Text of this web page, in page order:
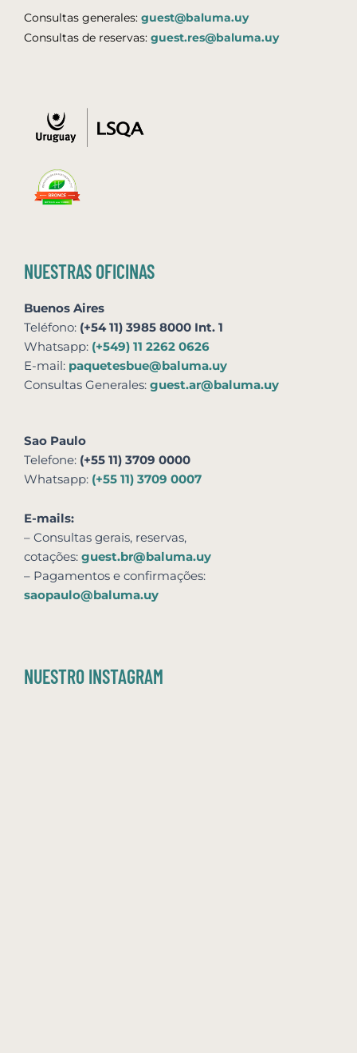
Consultas generales: guest@baluma.uy
Consultas de reservas: guest.res@baluma.uy
NUESTRAS OFICINAS
Buenos Aires
Teléfono: (+54 11) 3985 8000 Int. 1
Whatsapp: (+549) 11 2262 0626
E-mail: paquetesbue@baluma.uy
Consultas Generales: guest.ar@baluma.uy
Sao Paulo
Telefone: (+55 11) 3709 0000
Whatsapp: (+55 11) 3709 0007
E-mails:
– Consultas gerais, reservas,
cotações: guest.br@baluma.uy
– Pagamentos e confirmações:
saopaulo@baluma.uy
NUESTRO INSTAGRAM